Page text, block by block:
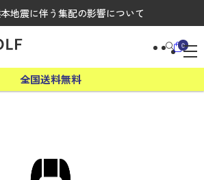
地震に伴う集配の影響について
0
全国送料無料